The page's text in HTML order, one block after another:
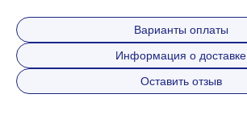
Варианты оплаты
Информация о доставке
Оставить отзыв